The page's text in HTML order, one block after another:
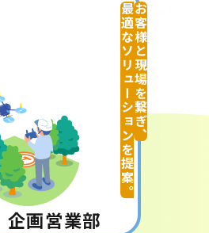
お客様と現場を繋ぎ、
最適なソリューションを提案。
企画営業部